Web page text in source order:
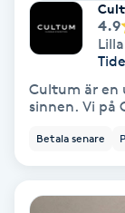
BIAB 4.9
Cultum är en
sinnen. Vi på
Betala senare